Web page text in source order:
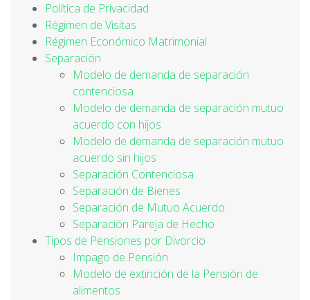
Política de Privacidad
Régimen de Visitas
Régimen Económico Matrimonial
Separación
Modelo de demanda de separación
contenciosa
Modelo de demanda de separación mutuo
acuerdo con hijos
Modelo de demanda de separación mutuo
acuerdo sin hijos
Separación Contenciosa
Separación de Bienes
Separación de Mutuo Acuerdo
Separación Pareja de Hecho
Tipos de Pensiones por Divorcio
Impago de Pensión
Modelo de extinción de la Pensión de
alimentos